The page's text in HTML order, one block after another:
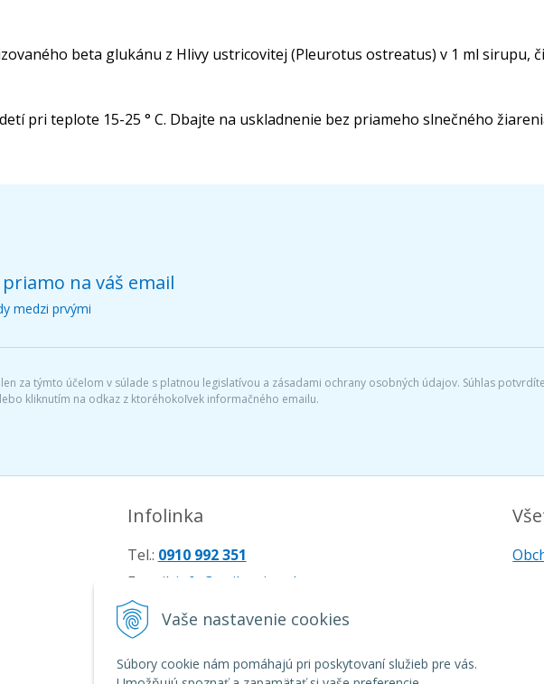
Vaše nastavenie cookies
Súbory cookie nám pomáhajú pri poskytovaní služieb pre vás.
beta glukánu z Hlivy ustricovitej (Pleurotus ostreatus) v 1 ml sirupu,
pri teplote 15-25 ° C. Dbajte na uskladnenie bez priameho slnečného
na váš email
medzi prvými
za týmto účelom v súlade s platnou legislatívou a zásadami ochrany osobných údajov. Súhlas
kliknutím na odkaz z ktoréhokoľvek informačného emailu.
Infolinka
Tel.: 0910 992 351
E-mail: info@najkrmivo.sk